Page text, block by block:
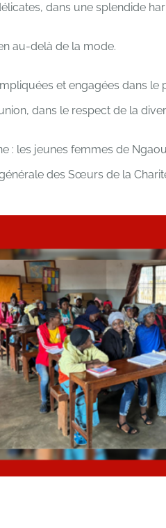
dans une splendide
au-delà de la mode.
et engagées dans
dans le respect de la
: les jeunes femmes de
des Sœurs de la